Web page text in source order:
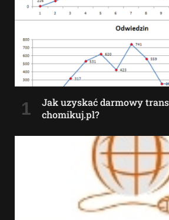
Jak uzyskać darmowy
chomikuj.pl?